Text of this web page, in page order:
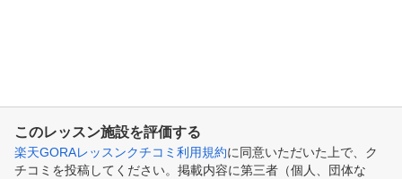
このレッスン施設を評価する
楽天GORAレッスンクチコミ利用規約に同意いただいた上で、ク
チコミを投稿してください。掲載内容に第三者（個人、団体な